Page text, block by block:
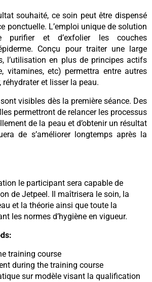
souhaité, ce soin peut être dispensé
ponctuelle. L’emploi unique de solution
purifier et d’exfolier les couches
Conçu pour traiter une large
l’utilisation en plus de principes actifs
vitamines, etc) permettra entre autres
réhydrater et lisser la peau.
visibles dès la première séance. Des
permettront de relancer les processus
de la peau et d’obtenir un résultat
de s’améliorer longtemps après la
le participant sera capable de
de Jetpeel. Il maîtrisera le soin, la
et la théorie ainsi que toute la
les normes d’hygiène en vigueur.
training course
during the training course
sur modèle visant la qualification